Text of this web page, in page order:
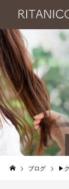
ブログ ▶︎